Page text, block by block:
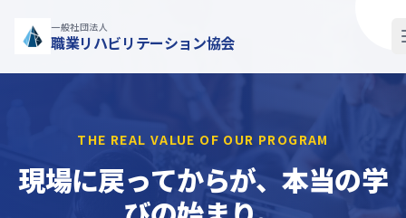
一般社団法人
職業リハビリテーション協会
THE REAL VALUE OF OUR PROGRAM
現場に戻ってからが、 本当の学